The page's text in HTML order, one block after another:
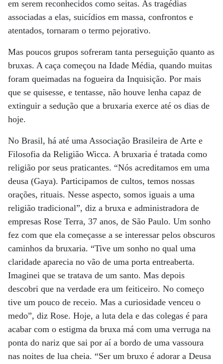
em serem reconhecidos como seitas. As tragédias
associadas a elas, suicídios em massa, confrontos e
atentados, tornaram o termo pejorativo.
Mas poucos grupos sofreram tanta perseguição quanto as
bruxas. A caça começou na Idade Média, quando muitas
foram queimadas na fogueira da Inquisição. Por mais
que se quisesse, e tentasse, não houve lenha capaz de
extinguir a sedução que a bruxaria exerce até os dias de
hoje.
No Brasil, há até uma Associação Brasileira de Arte e
Filosofia da Religião Wicca. A bruxaria é tratada como
religião por seus praticantes. “Nós acreditamos em uma
deusa (Gaya). Participamos de cultos, temos nossas
orações, rituais. Nesse aspecto, somos iguais a uma
religião tradicional”, diz a bruxa e administradora de
empresas Rose Terra, 37 anos, de São Paulo. Um sonho
fez com que ela começasse a se interessar pelos obscuros
caminhos da bruxaria. “Tive um sonho no qual uma
claridade aparecia no vão de uma porta entreaberta.
Imaginei que se tratava de um santo. Mas depois
descobri que na verdade era um feiticeiro. No começo
tive um pouco de receio. Mas a curiosidade venceu o
medo”, diz Rose. Hoje, a luta dela e das colegas é para
acabar com o estigma da bruxa má com uma verruga na
ponta do nariz que sai por aí a bordo de uma vassoura
nas noites de lua cheia. “Ser um bruxo é adorar a Deusa